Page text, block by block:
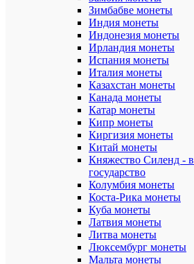
Зимбабве монеты
Индия монеты
Индонезия монеты
Ирландия монеты
Испания монеты
Италия монеты
Казахстан монеты
Канада монеты
Катар монеты
Кипр монеты
Киргизия монеты
Китай монеты
Княжество Силенд -
государство
Колумбия монеты
Коста-Рика монеты
Куба монеты
Латвия монеты
Литва монеты
Люксембург монеты
Мальта монеты